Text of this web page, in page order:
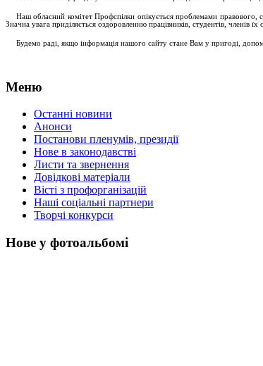
Наш обласний комітет Профспілки опікується проблемами правового,
Значна увага приділяється оздоровленню працівників, студентів, членів їх
Будемо раді, якщо інформація нашого сайту стане Вам у пригоді,
Меню
Останні новини
Анонси
Постанови пленумів, президії
Нове в законодавстві
Листи та звернення
Довідкові матеріали
Вісті з профорганізацій
Наші соціальні партнери
Творчі конкурси
Нове у фотоальбомі